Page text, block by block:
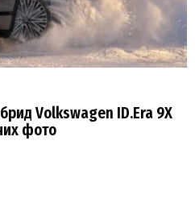
Volkswagen ID.Era 9X
фото